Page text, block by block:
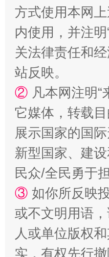
规模最大的光氢储一
方式使用本网
内使用，并注
关法律责任和
站反映。
② 凡本网注明
它媒体，转载
展示国家的国
新型国家、建
民众/全民勇于
③ 如你所反映
或不文明用语
人或单位版权
实，有权先行